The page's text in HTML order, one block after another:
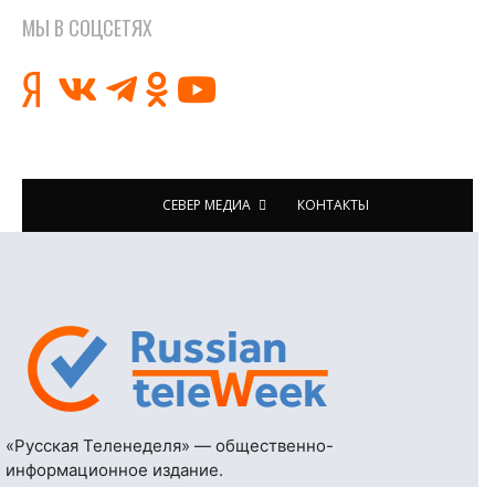
МЫ В СОЦСЕТЯХ
СЕВЕР МЕДИА КОНТАКТЫ
«Русская Теленеделя» — общественно-
информационное издание.